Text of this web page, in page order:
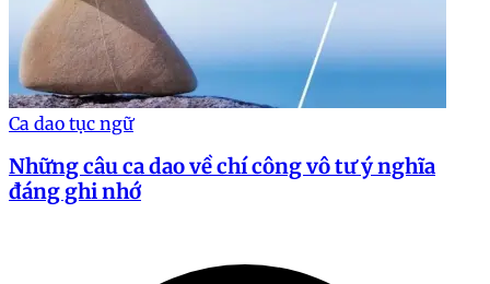
Ca dao tục ngữ
Những câu ca dao về chí công vô tư ý nghĩa
đáng ghi nhớ